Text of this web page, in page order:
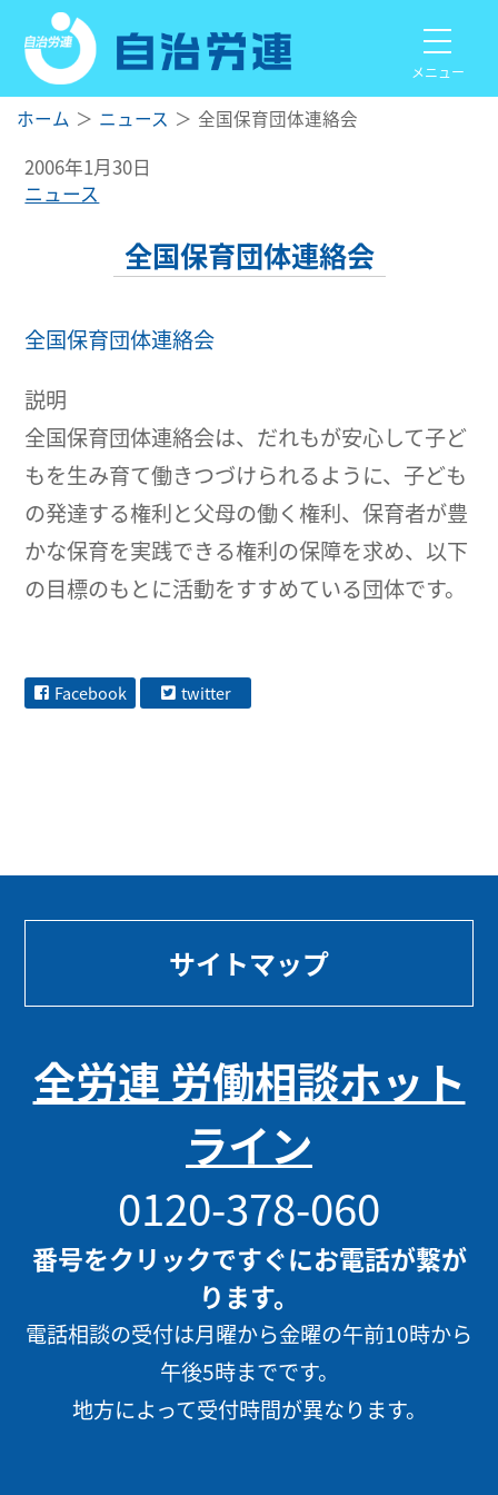
メニュー
ホーム ニュース 全国保育団体連絡会
2006年1月30日
ニュース
全国保育団体連絡会
全国保育団体連絡会
説明
全国保育団体連絡会は、だれもが安心して子ど
もを生み育て働きつづけられるように、子ども
の発達する権利と父母の働く権利、保育者が豊
かな保育を実践できる権利の保障を求め、以下
の目標のもとに活動をすすめている団体です。
Facebook twitter
サイトマップ
全労連 労働相談ホット
ライン
0120-378-060
番号をクリックですぐにお電話が繋が
ります。
電話相談の受付は月曜から金曜の午前10時から
午後5時までです。
地方によって受付時間が異なります。